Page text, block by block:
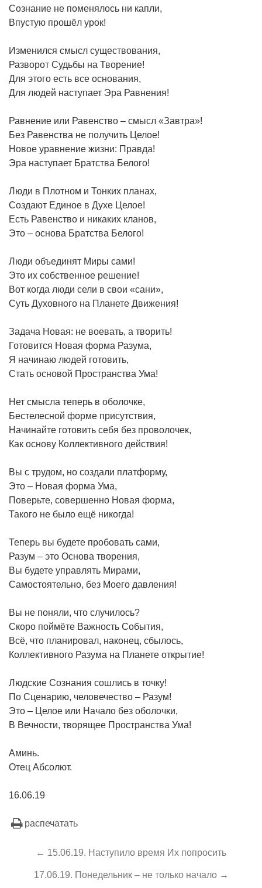
Сознание не поменялось ни капли,
Впустую прошёл урок!
Изменился смысл существования,
Разворот Судьбы на Творение!
Для этого есть все основания,
Для людей наступает Эра Равнения!
Равнение или Равенство – смысл «Завтра»!
Без Равенства не получить Целое!
Новое уравнение жизни: Правда!
Эра наступает Братства Белого!
Люди в Плотном и Тонких планах,
Создают Единое в Духе Целое!
Есть Равенство и никаких кланов,
Это – основа Братства Белого!
Люди объединят Миры сами!
Это их собственное решение!
Вот когда люди сели в свои «сани»,
Суть Духовного на Планете Движения!
Задача Новая: не воевать, а творить!
Готовится Новая форма Разума,
Я начинаю людей готовить,
Стать основой Пространства Ума!
Нет смысла теперь в оболочке,
Бестелесной форме присутствия,
Начинайте готовить себя без проволочек,
Как основу Коллективного действия!
Вы с трудом, но создали платформу,
Это – Новая форма Ума,
Поверьте, совершенно Новая форма,
Такого не было ещё никогда!
Теперь вы будете пробовать сами,
Разум – это Основа творения,
Вы будете управлять Мирами,
Самостоятельно, без Моего давления!
Вы не поняли, что случилось?
Скоро поймёте Важность События,
Всё, что планировал, наконец, сбылось,
Коллективного Разума на Планете открытие!
Людские Сознания сошлись в точку!
По Сценарию, человечество – Разум!
Это – Целое или Начало без оболочки,
В Вечности, творящее Пространства Ума!
Аминь.
Отец Абсолют.
16.06.19
распечатать
← 15.06.19. Наступило время Их попросить
17.06.19. Понедельник – не только начало →